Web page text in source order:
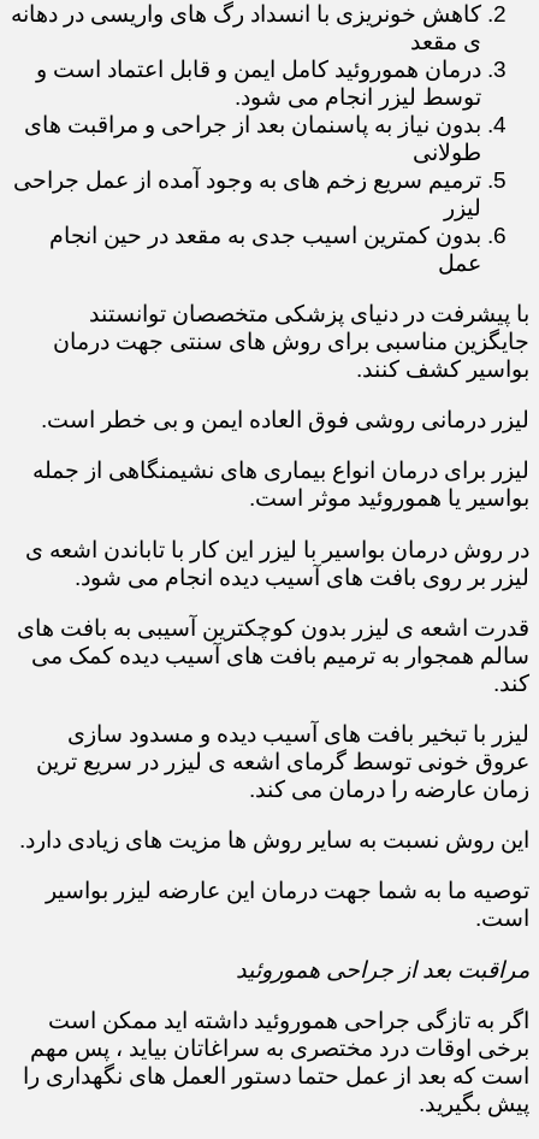
کاهش خونریزی با انسداد رگ های واریسی در دهانه
ی مقعد
درمان هموروئید کامل ایمن و قابل اعتماد است و
توسط لیزر انجام می شود.
بدون نیاز به پاسنمان بعد از جراحی و مراقبت های
طولانی
ترمیم سریع زخم های به وجود آمده از عمل جراحی
لیزر
بدون کمترین اسیب جدی به مقعد در حین انجام
عمل
با پیشرفت در دنیای پزشکی متخصصان توانستند
جایگزین مناسبی برای روش های سنتی جهت درمان
بواسیر کشف کنند.
لیزر درمانی روشی فوق العاده ایمن و بی خطر است.
لیزر برای درمان انواع بیماری های نشیمنگاهی از جمله
بواسیر یا هموروئید موثر است.
در روش درمان بواسیر با لیزر این کار با تاباندن اشعه ی
لیزر بر روی بافت های آسیب دیده انجام می شود.
قدرت اشعه ی لیزر بدون کوچکترین آسیبی به بافت های
سالم همجوار به ترمیم بافت های آسیب دیده کمک می
کند.
لیزر با تبخیر بافت های آسیب دیده و مسدود سازی
عروق خونی توسط گرمای اشعه ی لیزر در سریع ترین
زمان عارضه را درمان می کند.
این روش نسبت به سایر روش ها مزیت های زیادی دارد.
توصیه ما به شما جهت درمان این عارضه لیزر بواسیر
است.
مراقبت بعد از جراحی هموروئید
اگر به تازگی جراحی هموروئید داشته اید ممکن است
برخی اوقات درد مختصری به سراغاتان بیاید ، پس مهم
است که بعد از عمل حتما دستور العمل های نگهداری را
پیش بگیرید.